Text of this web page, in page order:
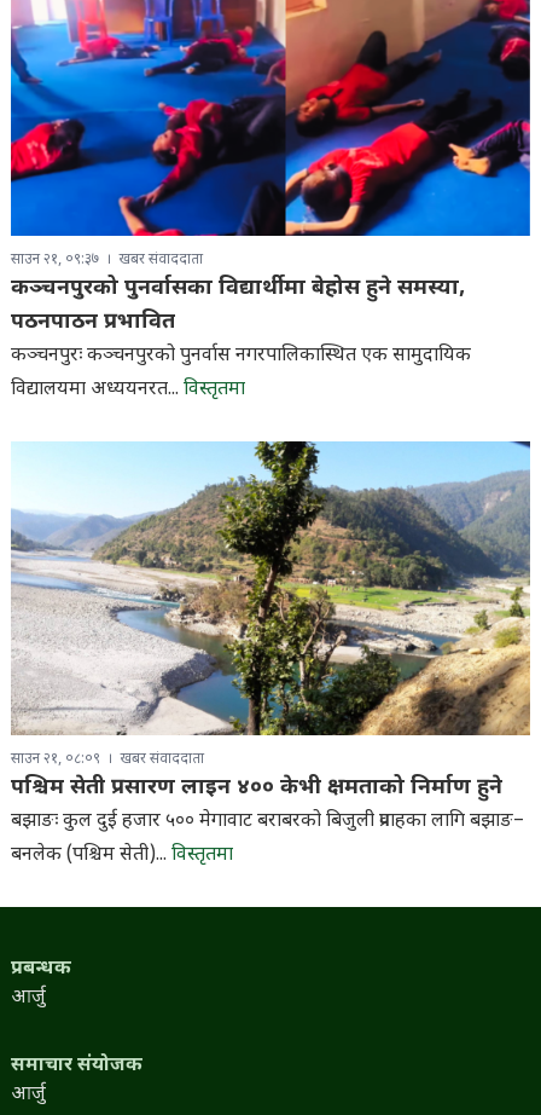
साउन २१, ०९:३७ खबर संवाददाता
कञ्चनपुरको पुनर्वासका विद्यार्थीमा बेहोस हुने समस्या,
पठनपाठन प्रभावित
कञ्चनपुरः कञ्चनपुरको पुनर्वास नगरपालिकास्थित एक सामुदायिक
विद्यालयमा अध्ययनरत... विस्तृतमा
साउन २१, ०८:०९ खबर संवाददाता
पश्चिम सेती प्रसारण लाइन ४०० केभी क्षमताको निर्माण हुने
बझाङः कुल दुई हजार ५०० मेगावाट बराबरको बिजुली प्रवाहका लागि बझाङ–
बनलेक (पश्चिम सेती)... विस्तृतमा
प्रबन्धक
आर्जु
समाचार संयोजक
आर्जु